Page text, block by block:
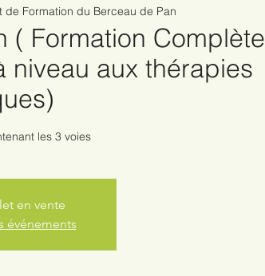
de Formation du Berceau de Pan
( Formation Complète
niveau aux thérapies
les 3 voies
en vente
événements